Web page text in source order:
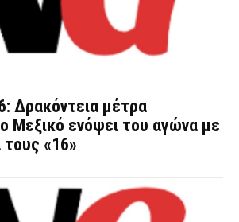
Δρακόντεια μέτρα
Μεξικό ενόψει του αγώνα με
τους «16»